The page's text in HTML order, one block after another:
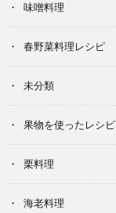
味噌料理
春野菜料理レシピ
未分類
果物を使ったレシピ
栗料理
海老料理